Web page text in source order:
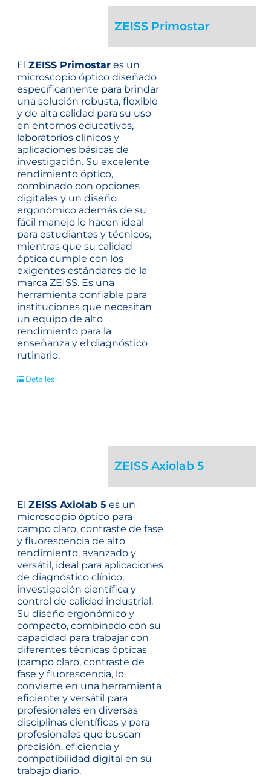
ZEISS Primostar
ElZEISS Primostar es un
microscopio óptico diseñado
específicamente para brindar
una solución robusta, flexible
y de alta calidad para su uso
en entornos educativos,
laboratorios clínicos y
aplicaciones básicas de
investigación. Su excelente
rendimiento óptico,
combinado con opciones
digitales y un diseño
ergonómico además de su
fácil manejo lo hacen ideal
para estudiantes y técnicos,
mientras que su calidad
óptica cumple con los
exigentes estándares de la
marca ZEISS. Es una
herramienta confiable para
instituciones que necesitan
un equipo de alto
rendimiento para la
enseñanza y el diagnóstico
rutinario.
Detalles
ZEISS Axiolab 5
ElZEISS Axiolab 5 es un
microscopio óptico para
campo claro, contraste de fase
y fluorescencia de alto
rendimiento, avanzado y
versátil, ideal para aplicaciones
de diagnóstico clínico,
investigación científica y
control de calidad industrial.
Su diseño ergonómico y
compacto, combinado con su
capacidad para trabajar con
diferentes técnicas ópticas
(campo claro, contraste de
fase y fluorescencia, lo
convierte en una herramienta
eficiente y versátil para
profesionales en diversas
disciplinas científicas y para
profesionales que buscan
precisión, eficiencia y
compatibilidad digital en su
trabajo diario.